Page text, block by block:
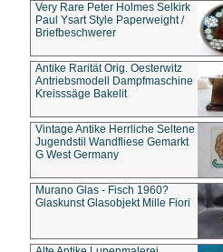
Very Rare Peter Holmes Selkirk
Paul Ysart Style Paperweight /
Briefbeschwerer
Antike Rarität Orig. Oesterwitz
Antriebsmodell Dampfmaschine
Kreisssäge Bakelit
Vintage Antike Herrliche Seltene
Jugendstil Wandfliese Gemarkt
G West Germany
Murano Glas - Fisch 1960?
Glaskunst Glasobjekt Mille Fiori